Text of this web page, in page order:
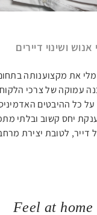
ושינוי דיירים
את מקצוענותה
עמוקה של צרכי
כל ההיבטים
יחס קשוב ובלתי
דייר, לטובת יצירת
Feel at home